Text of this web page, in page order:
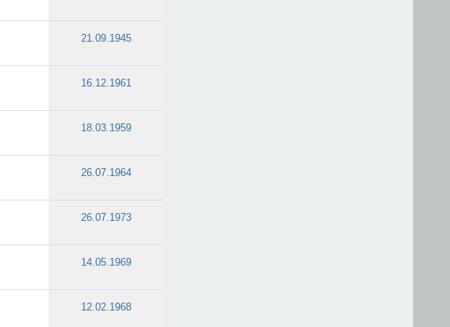
21.09.1945
16.12.1961
18.03.1959
26.07.1964
26.07.1973
14.05.1969
12.02.1968